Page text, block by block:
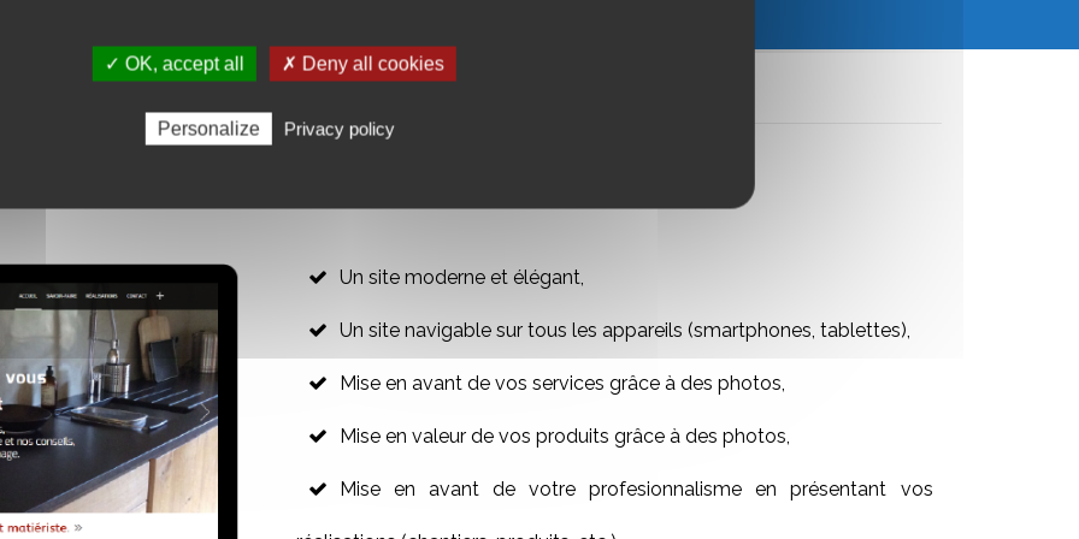
VOTRE SITE WEB VITRINE
Un site moderne et élégant,
Un site navigable sur tous les appareils (smartphones, tablettes),
Mise en avant de vos services grâce à des photos,
Mise en valeur de vos produits grâce à des photos,
Mise en avant de votre profesionnalisme en présentant vos
✓ OK, accept all ✗ Deny all cookies
Personalize Privacy policy